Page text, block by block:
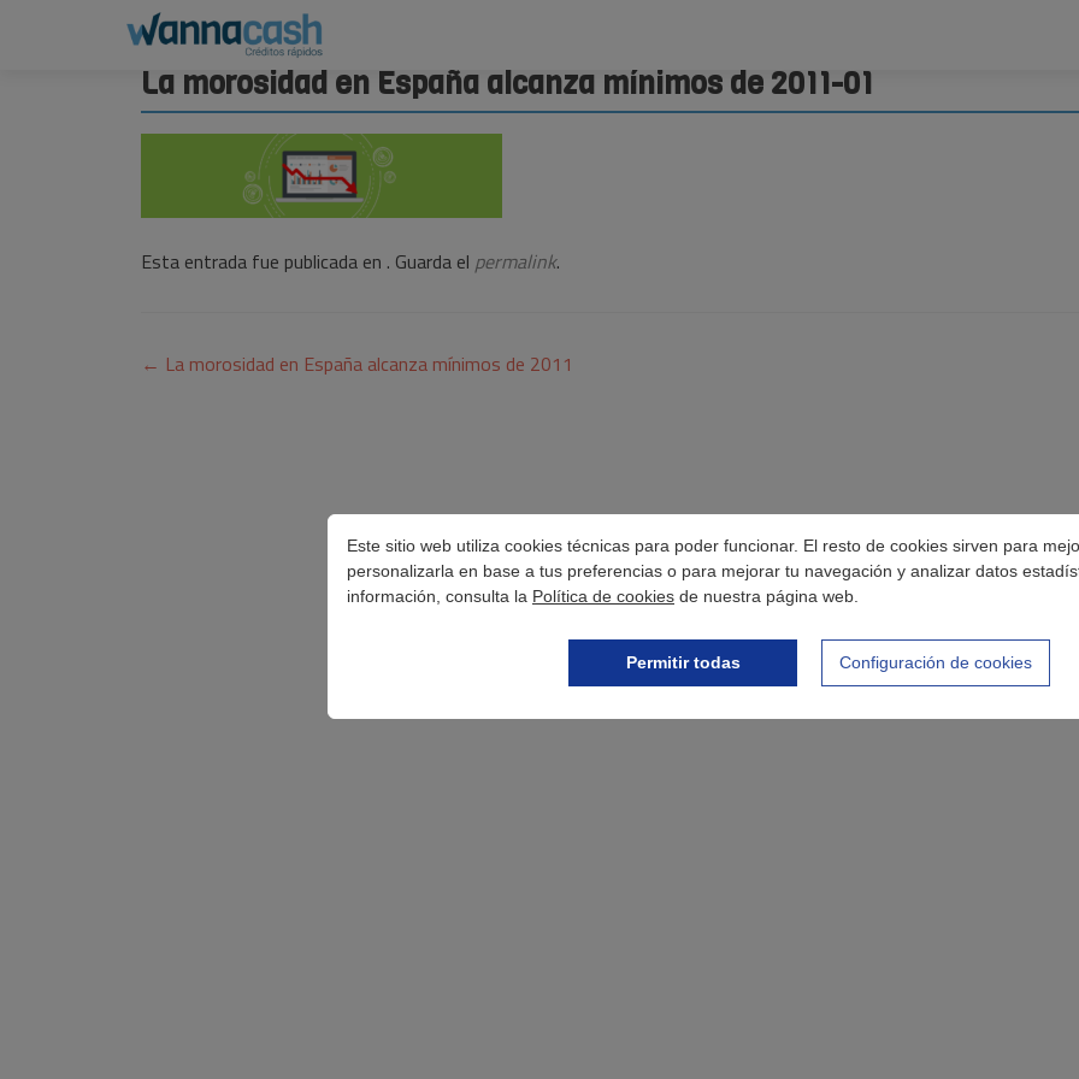
Este sitio web utiliza cookies técnicas para poder funcionar. El resto de cookies sirven para
personalizarla en base a tus preferencias o para mejorar tu navegación y analizar datos
información, consulta la Política de cookies de nuestra página web.
Permitir todas Configuración de cookies
La morosidad en España alcanza mínimos de 2011-01
Esta entrada fue publicada en . Guarda el permalink.
Navegación
← La morosidad en España alcanza mínimos de 2011